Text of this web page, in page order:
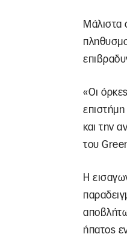
Μάλιστα
«Οι
επιστήμη
και την
του
H
ήπατος